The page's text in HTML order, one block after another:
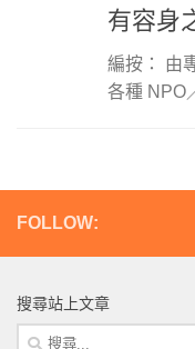
有容身
編按： 由
各種 NPO
FOLLOW:
搜尋站上文章
搜